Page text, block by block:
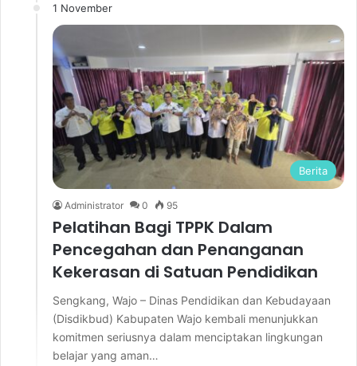
1 November
Berita
Administrator 0 95
Pelatihan Bagi TPPK Dalam
Pencegahan dan Penanganan
Kekerasan di Satuan Pendidikan
Sengkang, Wajo – Dinas Pendidikan dan Kebudayaan
(Disdikbud) Kabupaten Wajo kembali menunjukkan
komitmen seriusnya dalam menciptakan lingkungan
belajar yang aman…